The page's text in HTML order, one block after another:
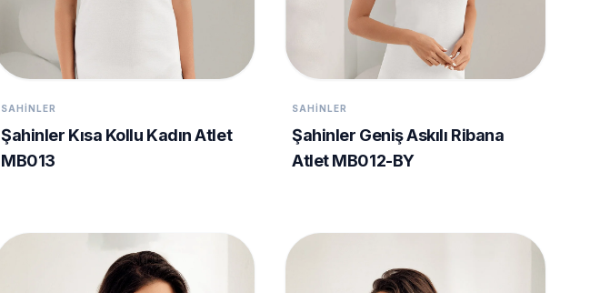
SAHINLER
Şahinler Kısa Kollu Kadın Atlet
MB013
SAHINLER
Şahinler Geniş Askılı Ribana
Atlet MB012-BY